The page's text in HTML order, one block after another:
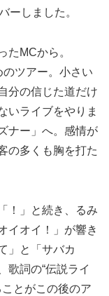
ーしました。
たMCから。
のツアー。小さい
分の信じた道だけ
いライブをやりま
ナー」へ。感情が
の多くも胸を打た
！」と続き、るみ
イオイ！」が響き
」と「サバカ
歌詞の“伝説ライ
とがこの後のア